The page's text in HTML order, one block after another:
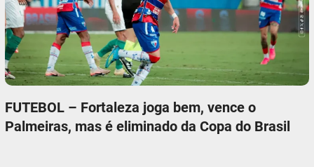
FUTEBOL – Fortaleza joga bem, vence o
Palmeiras, mas é eliminado da Copa do Brasil